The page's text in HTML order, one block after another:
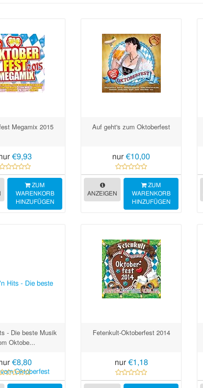
Megamix 2015
€9,93
ZUM
WARENKORB
HINZUFÜGEN
Auf geht's zum Oktoberfest
nur €10,00
ANZEIGEN
ZUM
WARENKORB
HINZUFÜGEN
- Die beste Musik
Oktobe...
€8,80
Fetenkult-Oktoberfest 2014
nur €1,18